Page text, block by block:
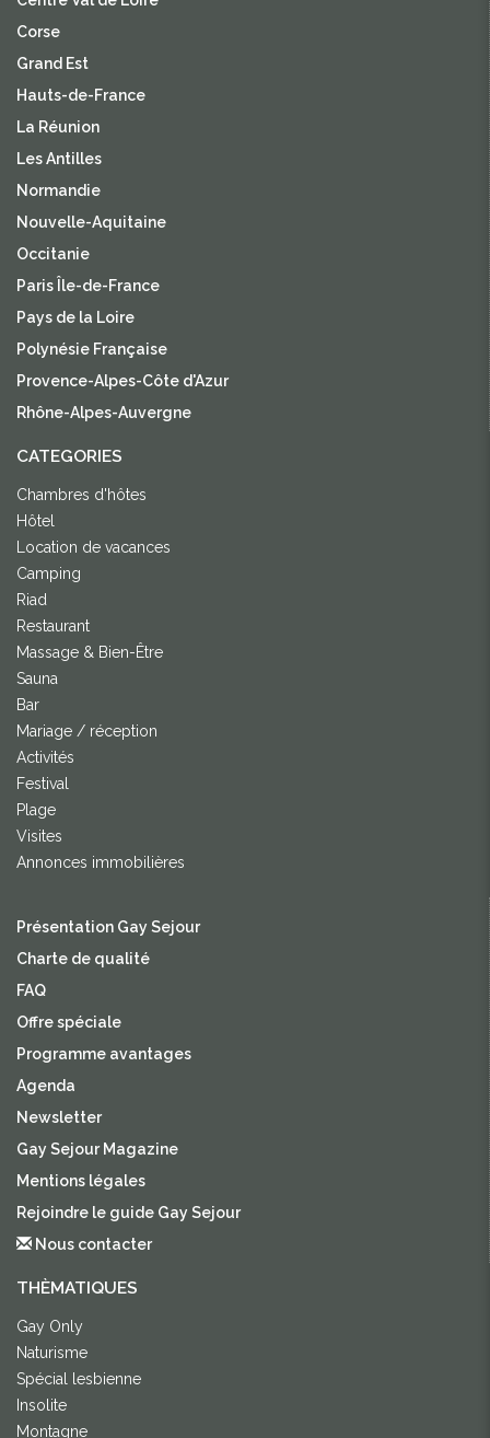
Corse
Grand Est
Hauts-de-France
La Réunion
Les Antilles
Normandie
Nouvelle-Aquitaine
Occitanie
Paris Île-de-France
Pays de la Loire
Polynésie Française
Provence-Alpes-Côte d'Azur
Rhône-Alpes-Auvergne
CATEGORIES
Chambres d'hôtes
Hôtel
Location de vacances
Camping
Riad
Restaurant
Massage & Bien-Être
Sauna
Bar
Mariage / réception
Activités
Festival
Plage
Visites
Annonces immobilières
Présentation Gay Sejour
Charte de qualité
FAQ
Offre spéciale
Programme avantages
Agenda
Newsletter
Gay Sejour Magazine
Mentions légales
Rejoindre le guide Gay Sejour
Nous contacter
THÈMATIQUES
Gay Only
Naturisme
Spécial lesbienne
Insolite
Montagne